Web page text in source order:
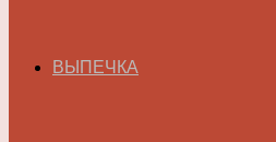
ВЫПЕЧКА